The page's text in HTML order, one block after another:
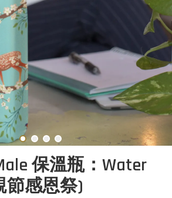
保溫瓶：Water
節感恩祭)